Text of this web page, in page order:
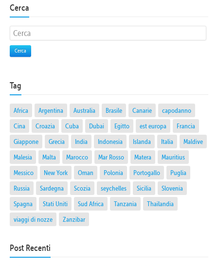
Cerca
Cerca
Tag
Africa Argentina Australia Brasile Canarie
capodanno
Cina
Croazia Cuba Dubai Egitto est europa
Francia
Giappone
Grecia India Indonesia Islanda Italia
Maldive
Malesia
Malta Marocco Mar Rosso Matera
Mauritius
Messico
New York Oman Polonia Portogallo
Puglia
Russia
Sardegna Scozia seychelles Sicilia
Slovenia
Spagna
Stati Uniti Sud Africa Tanzania
Thailandia
viaggi di nozze
Zanzibar
Post Recenti